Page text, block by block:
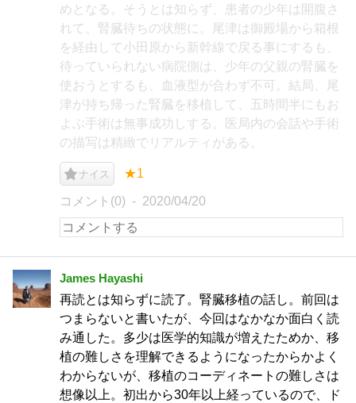
めとなる。そうとは知らず、患者の少年は開腹さ
れて、腎臓待ちの状態に。尾津は御殿場から箱根
を経由して小田原から新幹線で戻る事にするも、
待っていられない病院側は、少年の父親の腎臓を
使おうとするも、血液型が合わず不可。結局、尾
津が持ち帰った腎臓を移植して、五時間半にもお
よぶ手術は無事成功しする。医局内の会話や手術
の描写は精緻でリアルティがある。
ナイス ★1
コメント(0) 2020/04/20
James Hayashi
再読とは知らずに読了。腎臓移植の話し。前回は
つまらないと書いたが、今回はなかなか面白く読
み通した。多少は医学的知識が増えたためか、移
植の難しさを理解できるようになったからかよく
わからないが、移植のコーディネートの難しさは
想像以上。初出から30年以上経っているので、ド